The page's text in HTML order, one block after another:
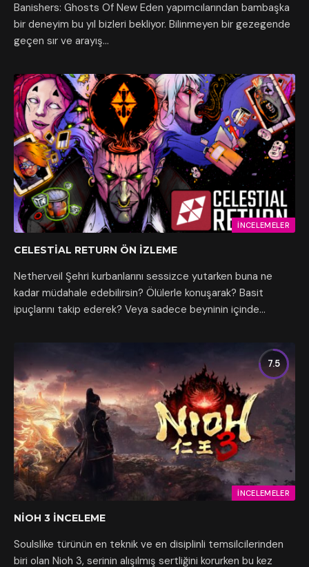
Banishers: Ghosts Of New Eden yapımcılarından bambaşka
bir deneyim bu yıl bizleri bekliyor. Bilinmeyen bir gezegende
geçen sır ve arayış…
İNCELEMELER
CELESTIAL RETURN ÖN İZLEME
Netherveil Şehri kurbanlarını sessizce yutarken buna ne
kadar müdahale edebilirsin? Ölülerle konuşarak? Basit
ipuçlarını takip ederek? Veya sadece beyninin içinde…
7.5
İNCELEMELER
NIOH 3 İNCELEME
Soulslike türünün en teknik ve en disiplinli temsilcilerinden
biri olan Nioh 3, serinin alışılmış sertliğini korurken bu kez